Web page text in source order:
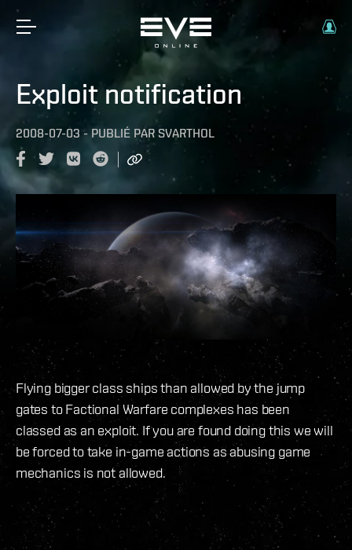
Exploit notification
2008-07-03 - PUBLIÉ PAR SVARTHOL
Flying bigger class ships than allowed by the jump
gates to Factional Warfare complexes has been
classed as an exploit. If you are found doing this we will
be forced to take in-game actions as abusing game
mechanics is not allowed.